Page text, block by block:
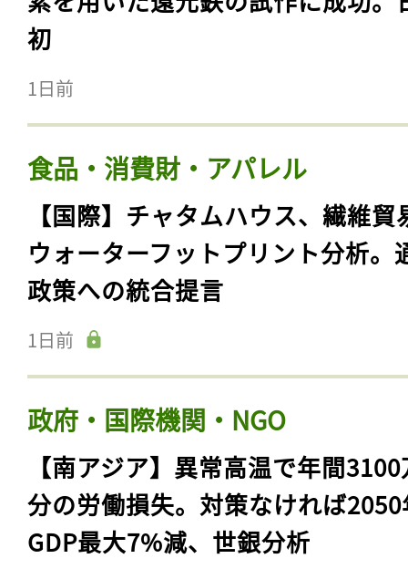
初
1日前
食品・消費財・アパレル
【国際】チャタムハウス、繊維貿
ウォーターフットプリント分析。
政策への統合提言
1日前
政府・国際機関・NGO
【南アジア】異常高温で年間
分の労働損失。対策なければ
GDP最大7%減、世銀分析